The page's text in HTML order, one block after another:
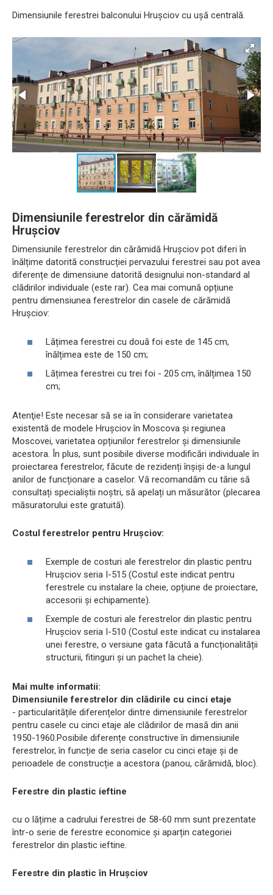
Dimensiunile ferestrei balconului Hrușciov cu ușă centrală.
Dimensiunile ferestrelor din cărămidă
Hrușciov
Dimensiunile ferestrelor din cărămidă Hrușciov pot diferi în
înălțime datorită construcției pervazului ferestrei sau pot avea
diferențe de dimensiune datorită designului non-standard al
clădirilor individuale (este rar). Cea mai comună opțiune
pentru dimensiunea ferestrelor din casele de cărămidă
Hrușciov:
Lățimea ferestrei cu două foi este de 145 cm,
înălțimea este de 150 cm;
Lățimea ferestrei cu trei foi - 205 cm, înălțimea 150
cm;
Atenţie! Este necesar să se ia în considerare varietatea
existentă de modele Hrușciov în Moscova și regiunea
Moscovei, varietatea opțiunilor ferestrelor și dimensiunile
acestora. În plus, sunt posibile diverse modificări individuale în
proiectarea ferestrelor, făcute de rezidenți înșiși de-a lungul
anilor de funcționare a caselor. Vă recomandăm cu tărie să
consultați specialiștii noștri, să apelați un măsurător (plecarea
măsuratorului este gratuită).
Costul ferestrelor pentru Hrușciov:
Exemple de costuri ale ferestrelor din plastic pentru
Hrușciov seria I-515 (Costul este indicat pentru
ferestrele cu instalare la cheie, opțiune de proiectare,
accesorii și echipamente).
Exemple de costuri ale ferestrelor din plastic pentru
Hrușciov seria I-510 (Costul este indicat cu instalarea
unei ferestre, o versiune gata făcută a funcționalității
structurii, fitinguri și un pachet la cheie).
Mai multe informatii:
Dimensiunile ferestrelor din clădirile cu cinci etaje
- particularitățile diferențelor dintre dimensiunile ferestrelor
pentru casele cu cinci etaje ale clădirilor de masă din anii
1950-1960.Posibile diferențe constructive în dimensiunile
ferestrelor, în funcție de seria caselor cu cinci etaje și de
perioadele de construcție a acestora (panou, cărămidă, bloc).
Ferestre din plastic ieftine
cu o lățime a cadrului ferestrei de 58-60 mm sunt prezentate
într-o serie de ferestre economice și aparțin categoriei
ferestrelor din plastic ieftine.
Ferestre din plastic în Hrușciov